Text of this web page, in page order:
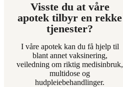
Visste du at våre
apotek tilbyr en rekke
tjenester?
I våre apotek kan du få hjelp til
blant annet vaksinering,
veiledning om riktig medisinbruk,
multidose og
hudpleiebehandlinger.